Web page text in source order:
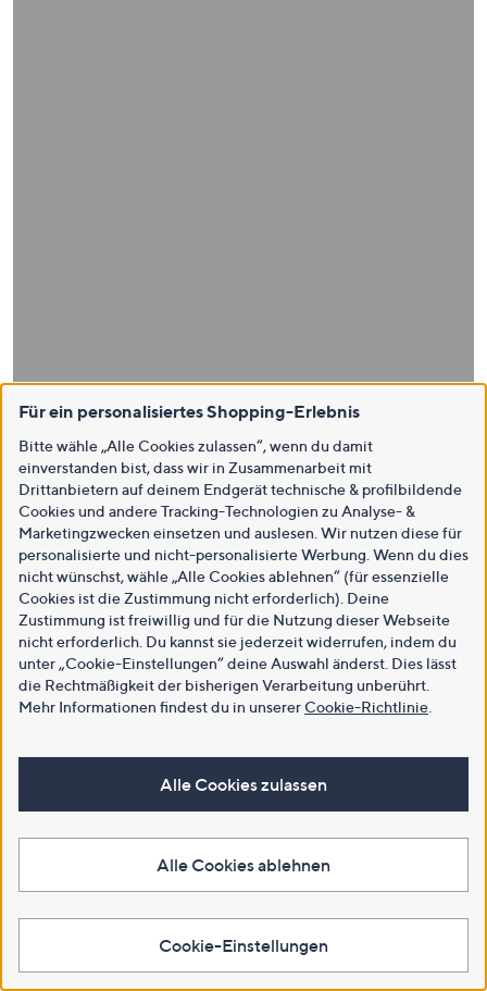
Für ein personalisiertes Shopping-Erlebnis
Bitte wähle „Alle Cookies zulassen“, wenn du damit
einverstanden bist, dass wir in Zusammenarbeit mit
Drittanbietern auf deinem Endgerät technische & profilbildende
Cookies und andere Tracking-Technologien zu Analyse- &
Marketingzwecken einsetzen und auslesen. Wir nutzen diese für
personalisierte und nicht-personalisierte Werbung. Wenn du dies
nicht wünschst, wähle „Alle Cookies ablehnen“ (für essenzielle
Cookies ist die Zustimmung nicht erforderlich). Deine
Zustimmung ist freiwillig und für die Nutzung dieser Webseite
nicht erforderlich. Du kannst sie jederzeit widerrufen, indem du
unter „Cookie-Einstellungen“ deine Auswahl änderst. Dies lässt
die Rechtmäßigkeit der bisherigen Verarbeitung unberührt.
Mehr Informationen findest du in unsererCookie-Richtlinie
Alle Cookies zulassen
Alle Cookies ablehnen
Cookie-Einstellungen